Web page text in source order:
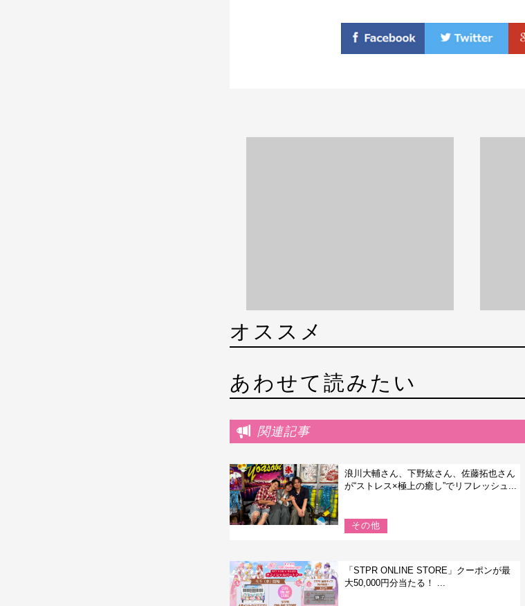
オススメ
あわせて読みたい
関連記事
浪川大輔さん、下野紘さん、佐藤拓也さん
が“ストレス×極上の癒し”でリフレッシュ...
その他
「STPR ONLINE STORE」クーポンが最
大50,000円分当たる！ ...